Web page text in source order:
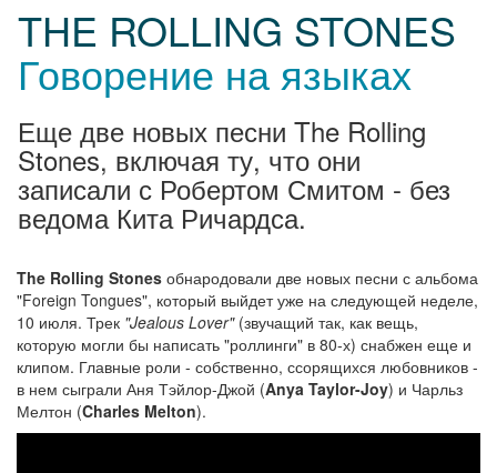
THE ROLLING STONES
Говорение на языках
Еще две новых песни The Rolling
Stones, включая ту, что они
записали с Робертом Смитом - без
ведома Кита Ричардса.
The Rolling Stones обнародовали две новых песни с альбома
"Foreign Tongues", который выйдет уже на следующей неделе,
10 июля. Трек "Jealous Lover"(звучащий так, как вещь,
которую могли бы написать "роллинги" в 80-х) снабжен еще и
клипом. Главные роли - собственно, ссорящихся любовников -
в нем сыграли Аня Тэйлор-Джой (Anya Taylor-Joy) и Чарльз
Мелтон (Charles Melton).